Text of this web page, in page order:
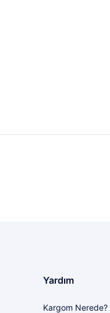
Yardım
Kargom Nerede?